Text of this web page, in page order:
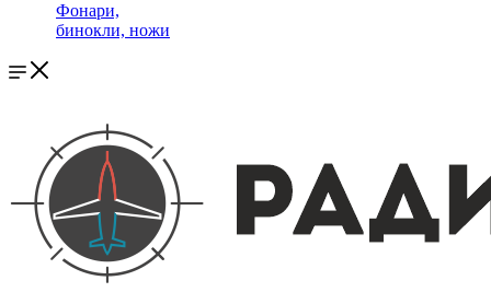
Фонари,
бинокли, ножи